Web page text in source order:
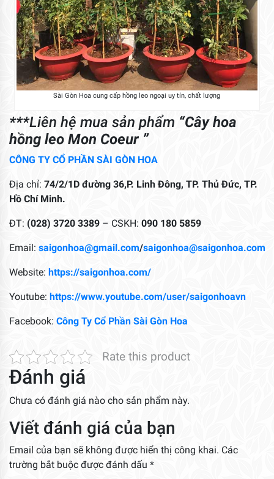
Sài Gòn Hoa cung cấp hồng leo ngoại uy tín, chất lượng
***Liên hệ mua sản phẩm “Cây hoa
hồng leo Mon Coeur ”
CÔNG TY CỔ PHẦN SÀI GÒN HOA
Địa chỉ: 74/2/1D đường 36,P. Linh Đông, TP. Thủ Đức, TP.
Hồ Chí Minh.
ĐT: (028) 3720 3389 – CSKH: 090 180 5859
Email: saigonhoa@gmail.com/saigonhoa@saigonhoa.com
Website: https://saigonhoa.com/
Youtube: https://www.youtube.com/user/saigonhoavn
Facebook: Công Ty Cổ Phần Sài Gòn Hoa
Rate this product
Đánh giá
Chưa có đánh giá nào cho sản phẩm này.
Viết đánh giá của bạn
Email của bạn sẽ không được hiển thị công khai. Các
trường bắt buộc được đánh dấu *